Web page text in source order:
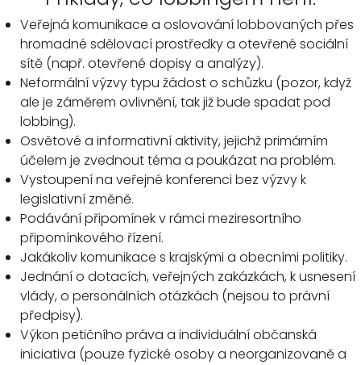
Veřejná komunikace a oslovování lobbovaných přes
hromadné sdělovací prostředky a otevřené sociální
sítě (např. otevřené dopisy a analýzy).
Neformální výzvy typu žádost o schůzku (pozor, když
ale je záměrem ovlivnění, tak již bude spadat pod
lobbing).
Osvětové a informativní aktivity, jejichž primárním
účelem je zvednout téma a poukázat na problém.
Vystoupení na veřejné konferenci bez výzvy k
legislativní změně.
Podávání připomínek v rámci meziresortního
připomínkového řízení.
Jakákoliv komunikace s krajskými a obecními politiky.
Jednání o dotacích, veřejných zakázkách, k usnesení
vlády, o personálních otázkách (nejsou to právní
předpisy).
Výkon petičního práva a individuální občanská
iniciativa (pouze fyzické osoby a neorganizovaně a